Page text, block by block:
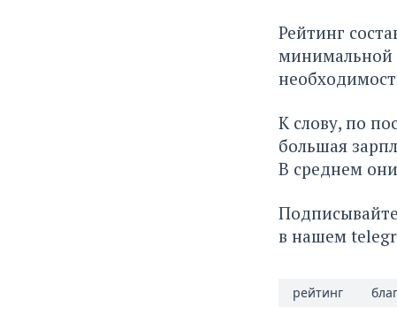
Рейтинг
минимальной
К слову, по
большая
В среднем
в нашем
рейтинг